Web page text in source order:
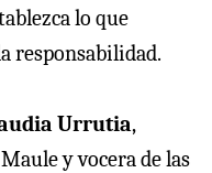
lo que
responsabilidad.
Urrutia,
y vocera de las